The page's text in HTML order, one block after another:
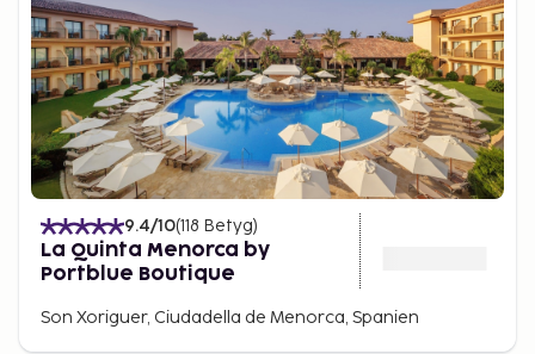
9.4/10(118 Betyg)
La Quinta Menorca by
Portblue Boutique
Son Xoriguer, Ciudadella de Menorca, Spanien